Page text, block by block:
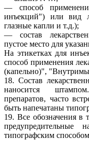
— способ
инъекций") или вид
глазные капли и т.д.);
— состав
пустое место для
На этикетках для
способ применения
(капельно)",
18. Состав
наносится
препаратов, часто
быть напечатаны
19. Все обозначения в
предупредительные
типографским